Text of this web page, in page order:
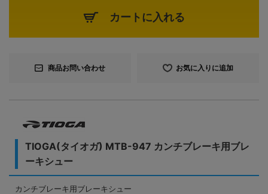
カートに入れる
商品お問い合わせ お気に入りに追加
TIOGA(タイオガ) MTB-947 カンチブレーキ用ブレ
ーキシュー
カンチブレーキ用ブレーキシュー